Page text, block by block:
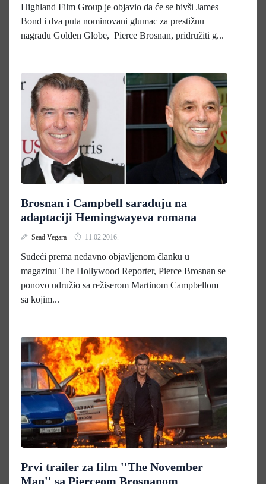
Highland Film Group je objavio da će se bivši James
Bond i dva puta nominovani glumac za prestižnu
nagradu Golden Globe, Pierce Brosnan, pridružiti g...
Brosnan i Campbell sarađuju na
adaptaciji Hemingwayeva romana
Sead Vegara 11.02.2016.
Sudeći prema nedavno objavljenom članku u
magazinu The Hollywood Reporter, Pierce Brosnan se
ponovo udružio sa režiserom Martinom Campbellom
sa kojim...
Prvi trailer za film ''The November
Man'' sa Pierceom Brosnanom